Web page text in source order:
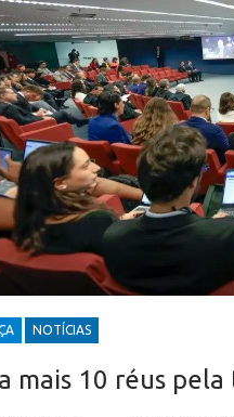
NOTÍCIAS
mais 10 réus